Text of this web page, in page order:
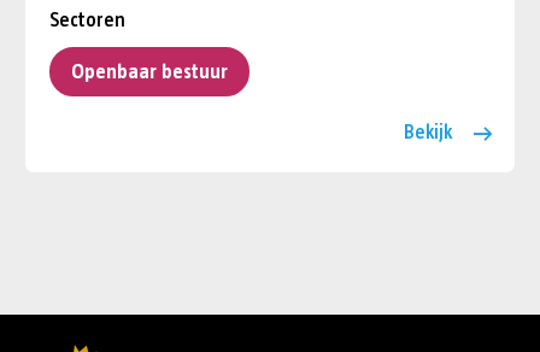
Sectoren
Openbaar bestuur
Bekijk